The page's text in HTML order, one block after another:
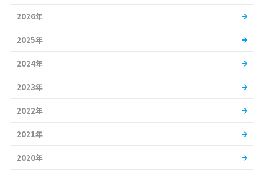
2026年
2025年
2024年
2023年
2022年
2021年
2020年